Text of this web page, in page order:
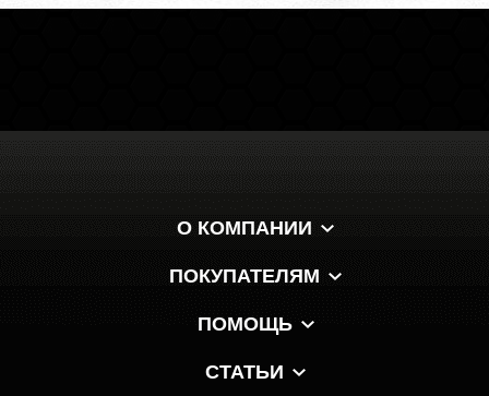
О КОМПАНИИ
ПОКУПАТЕЛЯМ
ПОМОЩЬ
СТАТЬИ